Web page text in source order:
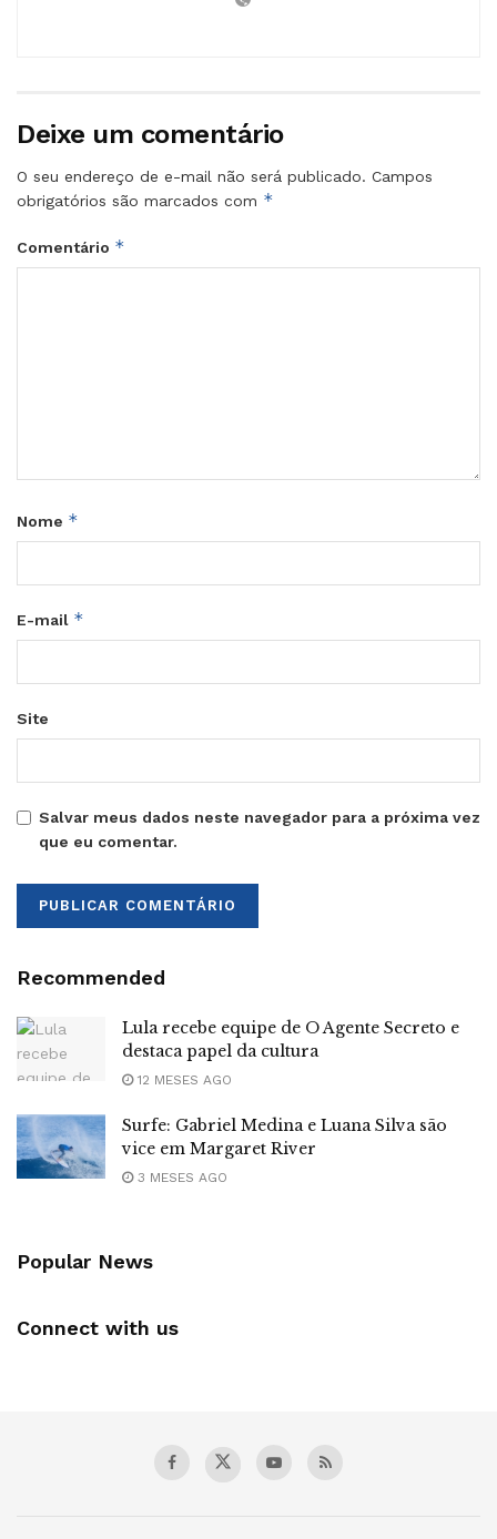
Deixe um comentário
O seu endereço de e-mail não será publicado. Campos
obrigatórios são marcados com *
Comentário *
Nome *
E-mail *
Site
Salvar meus dados neste navegador para a próxima vez
que eu comentar.
Recommended
Lula recebe equipe de O Agente Secreto e
destaca papel da cultura
12 MESES AGO
Surfe: Gabriel Medina e Luana Silva são
vice em Margaret River
3 MESES AGO
Popular News
Connect with us